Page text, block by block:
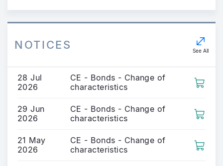
NOTICES See All
28 Jul
2026
CE - Bonds - Change of
characteristics
29 Jun
2026
CE - Bonds - Change of
characteristics
21 May
2026
CE - Bonds - Change of
characteristics